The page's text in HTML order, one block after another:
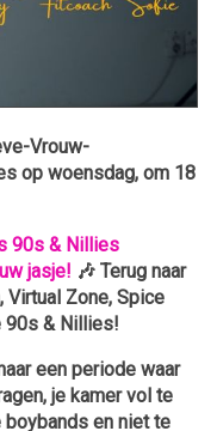
Vrouw-
op woensdag, om 18
90s & Nillies
jasje! 🎶 Terug naar
Virtual Zone, Spice
90s & Nillies!
een periode waar
je kamer vol te
en niet te